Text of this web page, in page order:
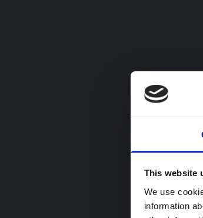
This website
We use
information